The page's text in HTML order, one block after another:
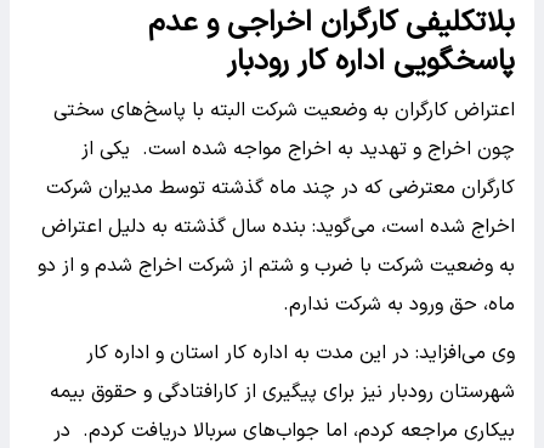
بلاتکلیفی کارگران اخراجی و عدم
پاسخگویی اداره کار رودبار
اعتراض کارگران به وضعیت شرکت البته با پاسخ‌های سختی
چون اخراج و تهدید به اخراج مواجه شده است. یکی از
کارگران معترضی که در چند ماه گذشته توسط مدیران شرکت
اخراج شده است، می‌گوید: بنده سال گذشته به دلیل اعتراض
به وضعیت شرکت با ضرب و شتم از شرکت اخراج شدم و از دو
ماه، حق ورود به شرکت ندارم.
وی می‌افزاید: در این مدت به اداره کار استان و اداره کار
شهرستان رودبار نیز برای پیگیری از کارافتادگی و حقوق بیمه
بیکاری مراجعه کردم، اما جواب‌های سربالا دریافت کردم. در